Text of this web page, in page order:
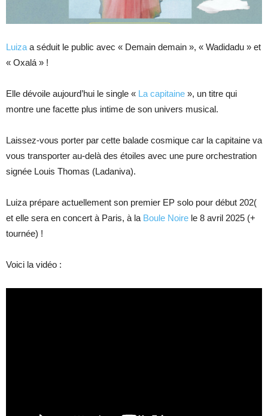
Luiza a séduit le public avec « Demain demain », « Wadidadu » et
« Oxalá » !
Elle dévoile aujourd’hui le single « La capitaine », un titre qui
montre une facette plus intime de son univers musical.
Laissez-vous porter par cette balade cosmique car la capitaine va
vous transporter au-delà des étoiles avec une pure orchestration
signée Louis Thomas (Ladaniva).
Luiza prépare actuellement son premier EP solo pour début 202(
et elle sera en concert à Paris, à la Boule Noire le 8 avril 2025 (+
tournée) !
Voici la vidéo :